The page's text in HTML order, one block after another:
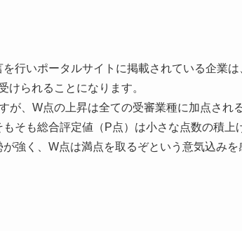
行いポータルサイトに掲載されている企業
けられることになります。
、W点の上昇は全ての受審業種に加点され
そも総合評定値（P点）は小さな点数の積上
強く、W点は満点を取るぞという意気込み